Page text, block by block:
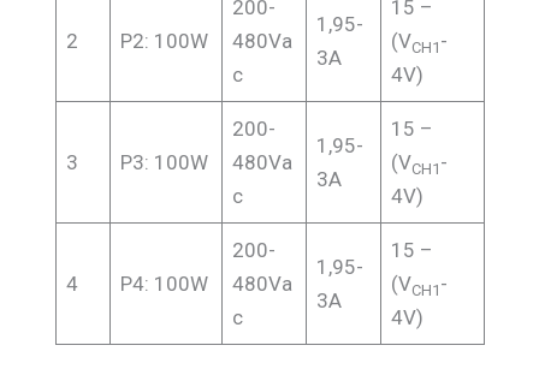
2 P2: 100W
200-
480Va
c
1,95-
3A
15 –
(VCH1 -
4V)
3 P3: 100W
200-
480Va
c
1,95-
3A
15 –
(VCH1 -
4V)
4 P4: 100W
200-
480Va
c
1,95-
3A
15 –
(VCH1 -
4V)